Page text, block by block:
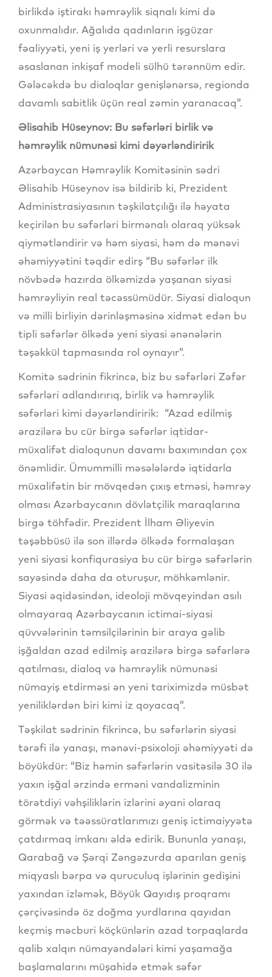
birlikdə iştirakı həmrəylik siqnalı kimi də
oxunmalıdır. Ağalıda qadınların işgüzar
fəaliyyəti, yeni iş yerləri və yerli resurslara
əsaslanan inkişaf modeli sülhü tərənnüm edir.
Gələcəkdə bu dialoqlar genişlənərsə, regionda
davamlı sabitlik üçün real zəmin yaranacaq”.
Əlisahib Hüseynov: Bu səfərləri birlik və
həmrəylik nümunəsi kimi dəyərləndiririk
Azərbaycan Həmrəylik Komitəsinin sədri
Əlisahib Hüseynov isə bildirib ki, Prezident
Administrasiyasının təşkilatçılığı ilə həyata
keçirilən bu səfərləri birmənalı olaraq yüksək
qiymətləndirir və həm siyasi, həm də mənəvi
əhəmiyyətini təqdir edirş “Bu səfərlər ilk
növbədə hazırda ölkəmizdə yaşanan siyasi
həmrəyliyin real təcəssümüdür. Siyasi dialoqun
və milli birliyin dərinləşməsinə xidmət edən bu
tipli səfərlər ölkədə yeni siyasi ənənələrin
təşəkkül tapmasında rol oynayır”.
Komitə sədrinin fikrincə, biz bu səfərləri Zəfər
səfərləri adlandırırıq, birlik və həmrəylik
səfərləri kimi dəyərləndiririk: “Azad edilmiş
ərazilərə bu cür birgə səfərlər iqtidar-
müxalifət dialoqunun davamı baxımından çox
önəmlidir. Ümummilli məsələlərdə iqtidarla
müxalifətin bir mövqedən çıxış etməsi, həmrəy
olması Azərbaycanın dövlətçilik maraqlarına
birgə töhfədir. Prezident İlham Əliyevin
təşəbbüsü ilə son illərdə ölkədə formalaşan
yeni siyasi konfiqurasiya bu cür birgə səfərlərin
sayəsində daha da oturuşur, möhkəmlənir.
Siyasi əqidəsindən, ideoloji mövqeyindən asılı
olmayaraq Azərbaycanın ictimai-siyasi
qüvvələrinin təmsilçilərinin bir araya gəlib
işğaldan azad edilmiş ərazilərə birgə səfərlərə
qatılması, dialoq və həmrəylik nümunəsi
nümayiş etdirməsi ən yeni tariximizdə müsbət
yeniliklərdən biri kimi iz qoyacaq”.
Təşkilat sədrinin fikrincə, bu səfərlərin siyasi
tərəfi ilə yanaşı, mənəvi-psixoloji əhəmiyyəti də
böyükdür: “Biz həmin səfərlərin vasitəsilə 30 ilə
yaxın işğal ərzində erməni vandalizminin
törətdiyi vəhşiliklərin izlərini əyani olaraq
görmək və təəssüratlarımızı geniş ictimaiyyətə
çatdırmaq imkanı əldə edirik. Bununla yanaşı,
Qarabağ və Şərqi Zəngəzurda aparılan geniş
miqyaslı bərpa və quruculuq işlərinin gedişini
yaxından izləmək, Böyük Qayıdış proqramı
çərçivəsində öz doğma yurdlarına qayıdan
keçmiş məcburi köçkünlərin azad torpaqlarda
qalib xalqın nümayəndələri kimi yaşamağa
başlamalarını müşahidə etmək səfər